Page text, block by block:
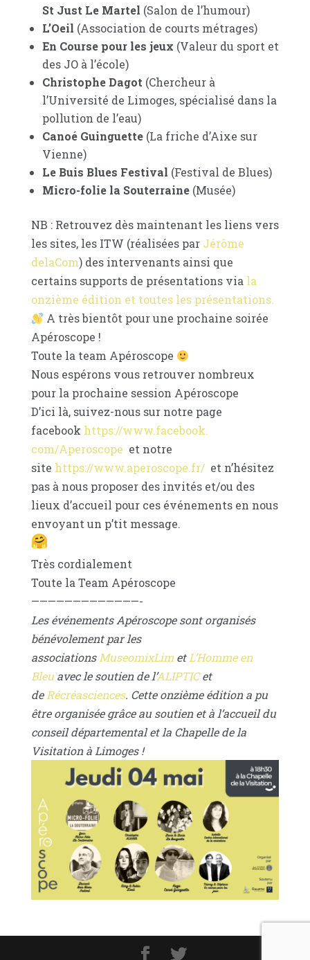
St Just Le Martel (Salon de l’humour)
L’Oeil (Association de courts métrages)
En Course pour les jeux (Valeur du sport et
des JO à l’école)
Christophe Dagot (Chercheur à
l’Université de Limoges, spécialisé dans la
pollution de l’eau)
Canoé Guinguette(La friche d’Aixe sur
Vienne)
Le Buis Blues Festival (Festival de Blues)
Micro-folie la Souterraine(Musée)
NB : Retrouvez dès maintenant les liens vers
les sites, les ITW (réalisées par Jérôme
delaCom) des intervenants ainsi que
certains supports de présentations via la
onzième édition et toutes les présentations.
A très bientôt pour une prochaine soirée
Apéroscope !
Toute la team Apéroscope
Nous espérons vous retrouver nombreux
pour la prochaine session Apéroscope
D’ici là, suivez-nous sur notre page
facebook https://www.facebook.
com/Aperoscope et notre
site https://www.aperoscope.fr/ et n’hésitez
pas à nous proposer des invités et/ou des
lieux d’accueil pour ces événements en nous
envoyant un p’tit message.
Très cordialement
Toute la Team Apéroscope
—————————————-
Les événements Apéroscope sont organisés
bénévolement par les
associations MuseomixLimet L’Homme en
Bleuavec le soutien de l’ALIPTICet
de Récréasciences. Cette onzième édition a pu
être organisée grâce au soutien et à l’accueil du
conseil départemental et la Chapelle de la
Visitation à Limoges !